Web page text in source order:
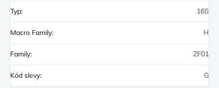
Typ: 16S
Macro Family: H
Family: ZF01
Kód slevy: G